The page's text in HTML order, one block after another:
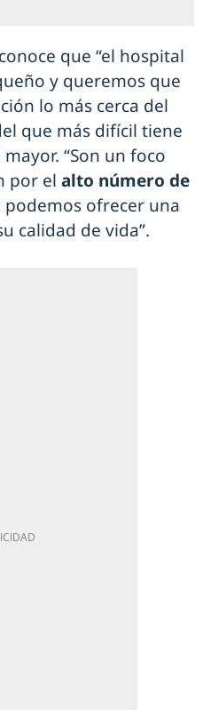
que “el hospital
y queremos que
lo más cerca del
que más difícil tiene
“Son un foco
por el alto número de
ofrecer una
calidad de vida”.